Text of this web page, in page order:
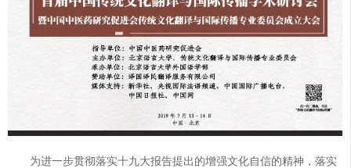
为进一步贯彻落实十九大报告提出的增强文化自信的精神，落实